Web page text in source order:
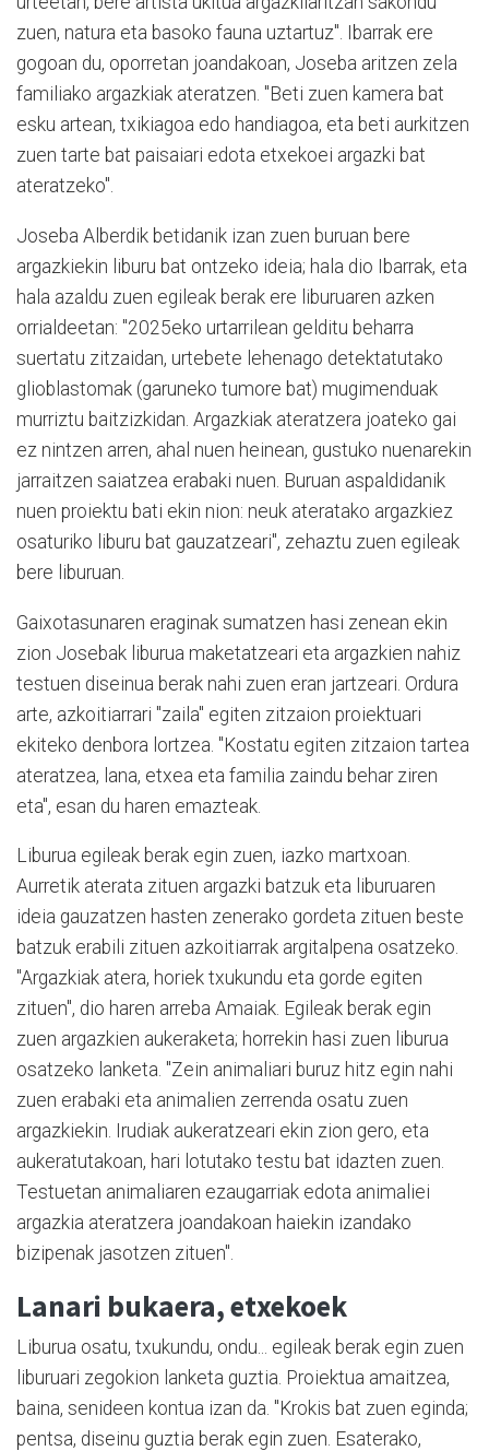
zuen, natura eta basoko fauna uztartuz". Ibarrak ere
gogoan du, oporretan joandakoan, Joseba aritzen zela
familiako argazkiak ateratzen. " Beti zuen kamera bat
esku artean, txikiagoa edo handiagoa, eta beti aurkitzen
zuen tarte bat paisaiari edota etxekoei argazki bat
ateratzeko".
Joseba Alberdik betidanik izan zuen buruan bere
argazkiekin liburu bat ontzeko ideia; hala dio Ibarrak, eta
hala azaldu zuen egileak berak ere liburuaren azken
orrialdeetan: "2025eko urtarrilean gelditu beharra
suertatu zitzaidan, urtebete lehenago detektatutako
glioblastomak (garuneko tumore bat) mugimenduak
murriztu baitzizkidan. Argazkiak ateratzera joateko gai
ez nintzen arren, ahal nuen heinean, gustuko nuenarekin
jarraitzen saiatzea erabaki nuen. Buruan aspaldidanik
nuen proiektu bati ekin nion: neuk ateratako argazkiez
osaturiko liburu bat gauzatzeari", zehaztu zuen egileak
bere liburuan.
Gaixotasunaren eraginak sumatzen hasi zenean ekin
zion Josebak liburua maketatzeari eta argazkien nahiz
testuen diseinua berak nahi zuen eran jartzeari. Ordura
arte, azkoitiarrari "zaila" egiten zitzaion proiektuari
ekiteko denbora lortzea. "Kostatu egiten zitzaion tartea
ateratzea, lana, etxea eta familia zaindu behar ziren
eta", esan du haren emazteak.
Liburua egileak berak egin zuen, iazko martxoan.
Aurretik aterata zituen argazki batzuk eta liburuaren
ideia gauzatzen hasten zenerako gordeta zituen beste
batzuk erabili zituen azkoitiarrak argitalpena osatzeko.
"Argazkiak atera, horiek txukundu eta gorde egiten
zituen", dio haren arreba Amaiak. Egileak berak egin
zuen argazkien aukeraketa; horrekin hasi zuen liburua
osatzeko lanketa. "Zein animaliari buruz hitz egin nahi
zuen erabaki eta animalien zerrenda osatu zuen
argazkiekin. Irudiak aukeratzeari ekin zion gero, eta
aukeratutakoan, hari lotutako testu bat idazten zuen.
Testuetan animaliaren ezaugarriak edota animaliei
argazkia ateratzera joandakoan haiekin izandako
bizipenak jasotzen zituen".
Lanari bukaera, etxekoek
Liburua osatu, txukundu, ondu... egileak berak egin zuen
liburuari zegokion lanketa guztia. Proiektua amaitzea,
baina, senideen kontua izan da. "Krokis bat zuen eginda;
pentsa, diseinu guztia berak egin zuen. Esaterako,